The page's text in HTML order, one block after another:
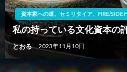
資本家への道、セミリタイア、FIRE/SIDE
私の持っている文化資本の
とおる 2023年11月10日